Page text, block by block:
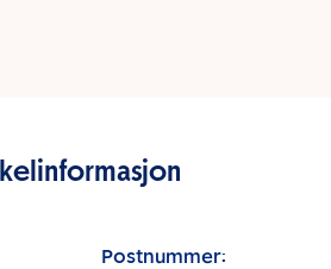
Postnummer: